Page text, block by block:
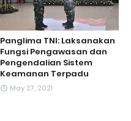
Panglima TNI: Laksanakan
Fungsi Pengawasan dan
Pengendalian Sistem
Keamanan Terpadu
May 27, 2021